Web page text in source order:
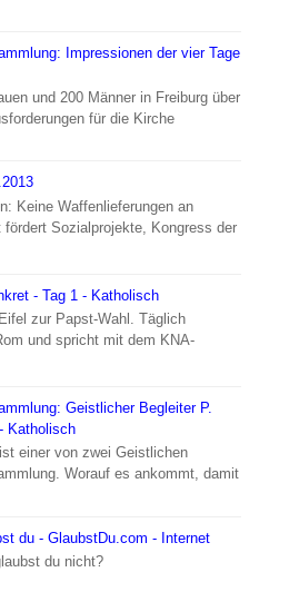
Impressionen der vier Tage
und 200 Männer in Freiburg über
für die Kirche
Keine Waffenlieferungen an
Sozialprojekte, Kongress der
- Tag 1 - Katholisch
Papst-Wahl. Täglich
und spricht mit dem KNA-
Geistlicher Begleiter P.
Katholisch
einer von zwei Geistlichen
Worauf es ankommt, damit
du - GlaubstDu.com - Internet